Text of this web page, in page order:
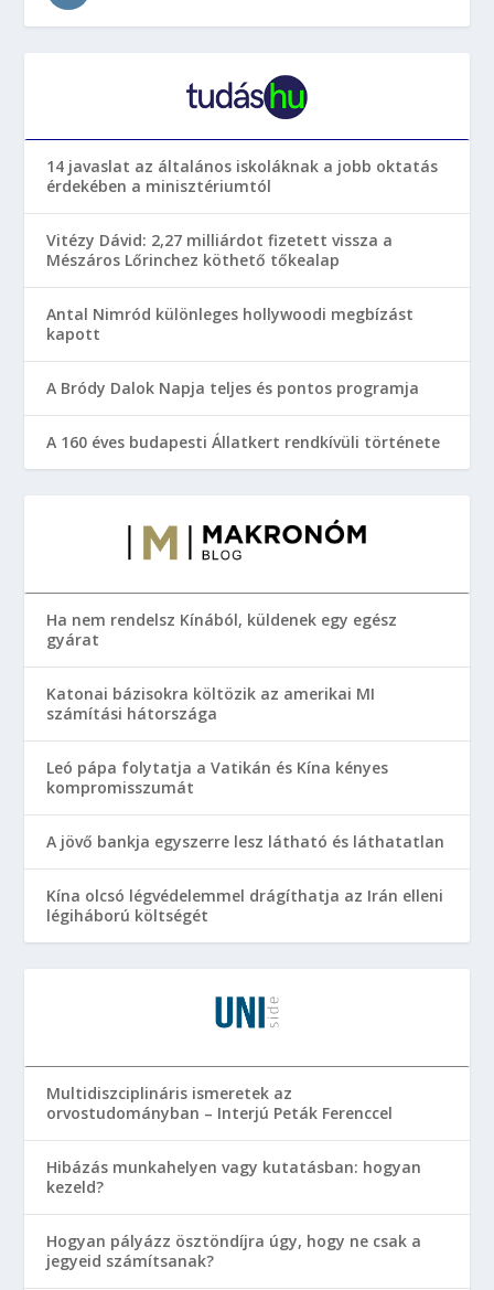
14 javaslat az általános iskoláknak a jobb oktatás
érdekében a minisztériumtól
Vitézy Dávid: 2,27 milliárdot fizetett vissza a
Mészáros Lőrinchez köthető tőkealap
Antal Nimród különleges hollywoodi megbízást
kapott
A Bródy Dalok Napja teljes és pontos programja
A 160 éves budapesti Állatkert rendkívüli története
Ha nem rendelsz Kínából, küldenek egy egész
gyárat
Katonai bázisokra költözik az amerikai MI
számítási hátországa
Leó pápa folytatja a Vatikán és Kína kényes
kompromisszumát
A jövő bankja egyszerre lesz látható és láthatatlan
Kína olcsó légvédelemmel drágíthatja az Irán elleni
légiháború költségét
Multidiszciplináris ismeretek az
orvostudományban – Interjú Peták Ferenccel
Hibázás munkahelyen vagy kutatásban: hogyan
kezeld?
Hogyan pályázz ösztöndíjra úgy, hogy ne csak a
jegyeid számítsanak?